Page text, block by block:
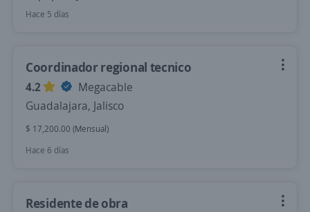
Hace 5 días
Coordinador regional tecnico
4.2
Megacable
Guadalajara, Jalisco
$ 17,200.00 (Mensual)
Hace 6 días
Residente de obra